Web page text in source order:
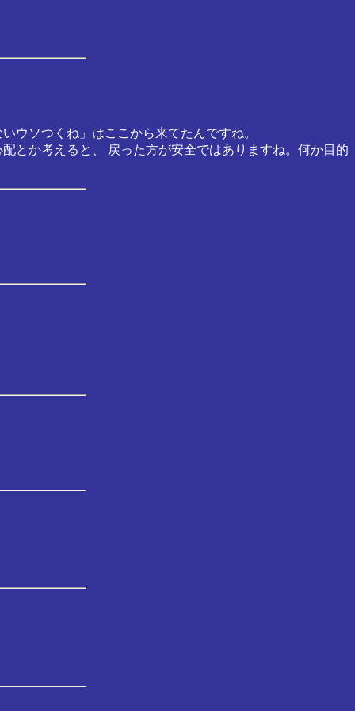
ウソつくね」はここから来てたんですね。
とか考えると、 戻った方が安全ではありますね。何か目的